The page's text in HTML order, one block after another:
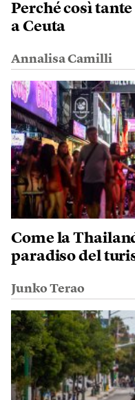
Perché così
a Ceuta
Annalisa Camilli
Come la
paradiso del
Junko Terao